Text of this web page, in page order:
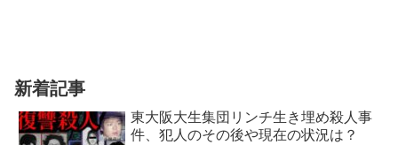
新着記事
東大阪大生集団リンチ生き埋め殺人事
件、犯人のその後や現在の状況は？